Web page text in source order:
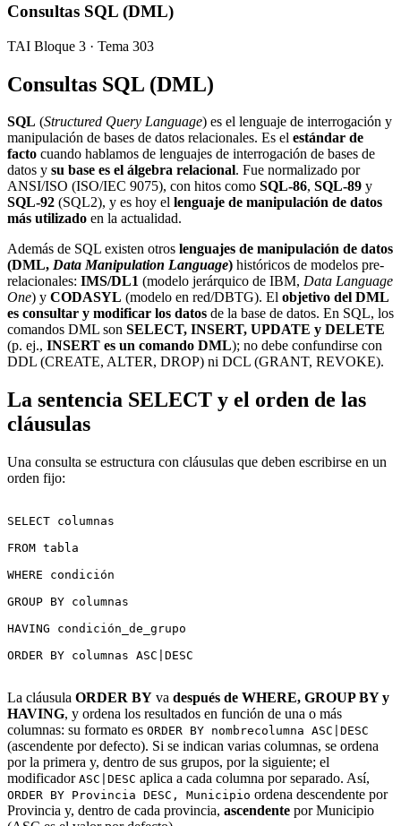
Consultas SQL (DML)
TAI Bloque 3 · Tema 303
Consultas SQL (DML)
SQL (Structured Query Language) es el lenguaje de interrogación y
manipulación de bases de datos relacionales. Es el estándar de
facto cuando hablamos de lenguajes de interrogación de bases de
datos y su base es el álgebra relacional. Fue normalizado por
ANSI/ISO (ISO/IEC 9075), con hitos como SQL-86, SQL-89 y
SQL-92 (SQL2), y es hoy el lenguaje de manipulación de datos
más utilizado en la actualidad.
Además de SQL existen otros lenguajes de manipulación de datos
(DML, Data Manipulation Language) históricos de modelos pre-
relacionales: IMS/DL1 (modelo jerárquico de IBM, Data Language
One) y CODASYL (modelo en red/DBTG). El objetivo del DML
es consultar y modificar los datos de la base de datos. En SQL, los
comandos DML son SELECT, INSERT, UPDATE y DELETE
(p. ej., INSERT es un comando DML); no debe confundirse con
DDL (CREATE, ALTER, DROP) ni DCL (GRANT, REVOKE).
La sentencia SELECT y el orden de las
cláusulas
Una consulta se estructura con cláusulas que deben escribirse en un
orden fijo:
SELECT columnas
FROM tabla
WHERE condición
GROUP BY columnas
HAVING condición_de_grupo
ORDER BY columnas ASC|DESC
La cláusula ORDER BY va después de WHERE, GROUP BY y
HAVING, y ordena los resultados en función de una o más
columnas: su formato es ORDER BY nombrecolumna ASC|DESC
(ascendente por defecto). Si se indican varias columnas, se ordena
por la primera y, dentro de sus grupos, por la siguiente; el
modificador ASC|DESC aplica a cada columna por separado. Así,
ORDER BY Provincia DESC, Municipio ordena descendente por
Provincia y, dentro de cada provincia, ascendente por Municipio